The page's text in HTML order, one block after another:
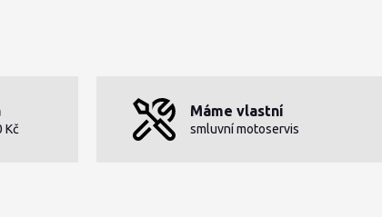
Kč
Máme vlastní
smluvní motoservis